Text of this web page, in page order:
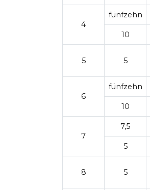
4
fünfzehn
10
5 5
6
fünfzehn
10
7
7,5
5
8 5